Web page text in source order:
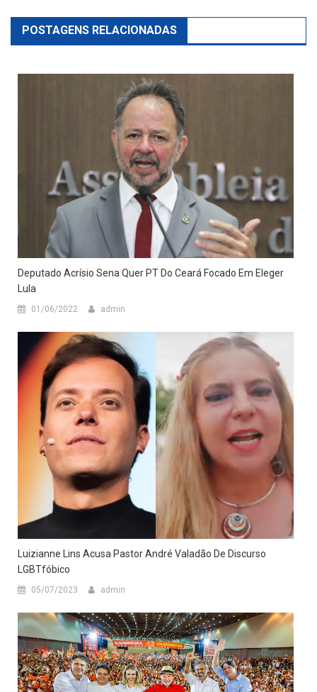
POSTAGENS RELACIONADAS
Deputado Acrísio Sena Quer PT Do Ceará Focado Em Eleger
Lula
01/06/2022 admin
Luizianne Lins Acusa Pastor André Valadão De Discurso
LGBTfóbico
05/07/2023 admin